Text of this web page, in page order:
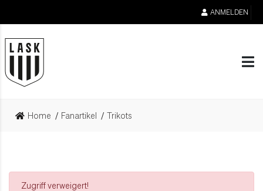
ANMELDEN
Home Fanartikel Trikots
Zugriff verweigert!